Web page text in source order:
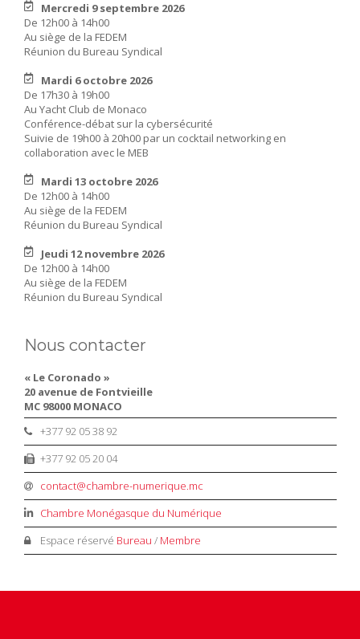
Mercredi 9 septembre 2026
De 12h00 à 14h00
Au siège de la FEDEM
Réunion du Bureau Syndical
Mardi 6 octobre 2026
De 17h30 à 19h00
Au Yacht Club de Monaco
Conférence-débat sur la cybersécurité
Suivie de 19h00 à 20h00 par un cocktail networking en
collaboration avec le MEB
Mardi 13 octobre 2026
De 12h00 à 14h00
Au siège de la FEDEM
Réunion du Bureau Syndical
Jeudi 12 novembre 2026
De 12h00 à 14h00
Au siège de la FEDEM
Réunion du Bureau Syndical
Nous contacter
« Le Coronado »
20 avenue de Fontvieille
MC 98000 MONACO
+377 92 05 38 92
+377 92 05 20 04
contact@chambre-numerique.mc
Chambre Monégasque du Numérique
Espace réservé Bureau / Membre